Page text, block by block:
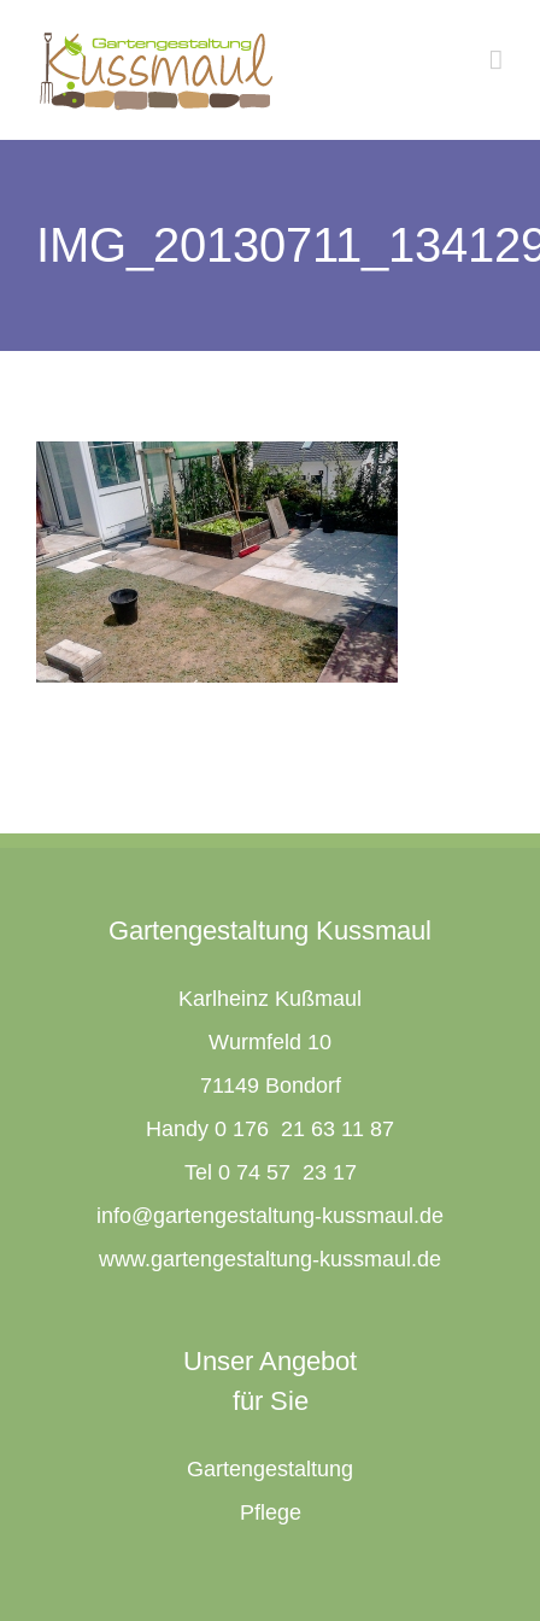
Inhalt
springen
Gartengestaltung Kussmaul
Karlheinz Kußmaul
Wurmfeld 10
71149 Bondorf
Handy 0 176 21 63 11 87
Tel 0 74 57 23 17
info@gartengestaltung-kussmaul.de
www.gartengestaltung-kussmaul.de
Unser Angebot
für Sie
Gartengestaltung
Pflege